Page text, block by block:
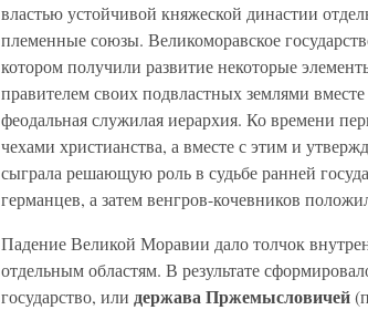
властью устойчивой княжеской династии
племенные союзы. Великоморавское
котором получили развитие некоторые
правителем своих подвластных землями
феодальная служилая иерархия. Ко времени
чехами христианства, а вместе с этим и
сыграла решающую роль в судьбе ранней
германцев, а затем венгров-кочевников
Падение Великой Моравии дало толчок
отдельным областям. В результате
государство, или держава Пржемысловичей